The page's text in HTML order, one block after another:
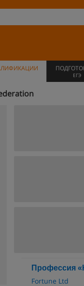
ЕГЭ
Профессия
Fortune Ltd